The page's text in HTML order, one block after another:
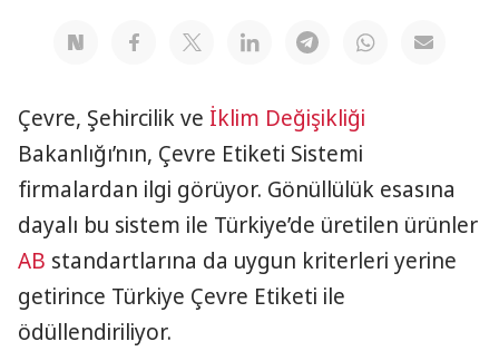
Çevre, Şehircilik ve İklim Değişikliği
Bakanlığı’nın, Çevre Etiketi Sistemi
firmalardan ilgi görüyor. Gönüllülük esasına
dayalı bu sistem ile Türkiye’de üretilen ürünler
AB standartlarına da uygun kriterleri yerine
getirince Türkiye Çevre Etiketi ile
ödüllendiriliyor.